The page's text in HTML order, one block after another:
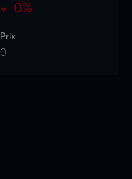
0%
Prix
0